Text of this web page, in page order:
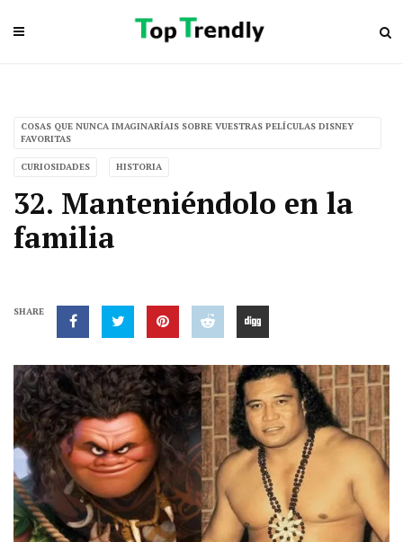
COSAS QUE NUNCA IMAGINARÍAIS SOBRE VUESTRAS PELÍCULAS DISNEY
FAVORITAS
CURIOSIDADES HISTORIA
32. Manteniéndolo en la
familia
SHARE